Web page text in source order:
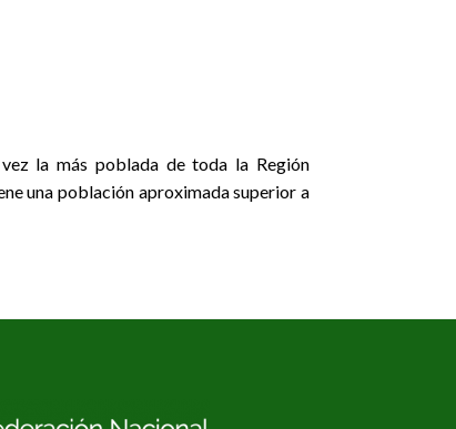
la más poblada de toda la Región
una población aproximada superior a